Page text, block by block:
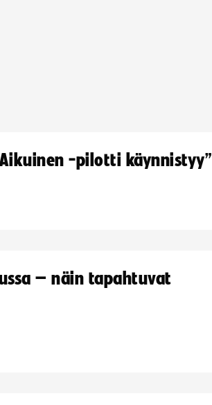
-pilotti käynnistyy”
– näin tapahtuvat